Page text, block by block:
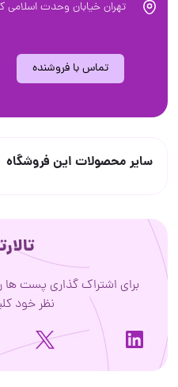
تهران خیابان وحدت اسلامی
تماس با فروشنده
سایر محصولات این فروشگاه
برای اشتراک گذاری پست
نظر خود